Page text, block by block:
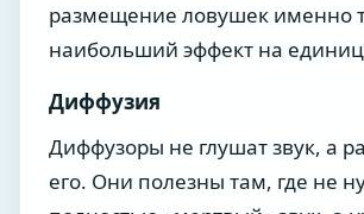
размещение ловушек именно
наибольший эффект на
Диффузия
Диффузоры не глушат звук, а
его. Они полезны там, где не